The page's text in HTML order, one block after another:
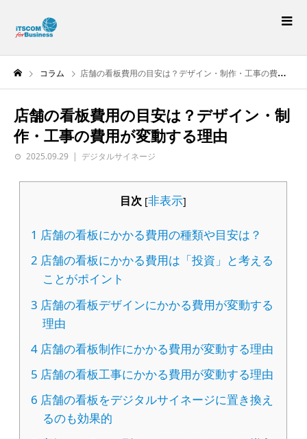
コラム 店舗の看板費用の目安は？デザイン・制作・工事の費用が変動する理由
店舗の看板費用の目安は？デザイン・制
作・工事の費用が変動する理由
2025.09.29 デジタルサイネージ
目次 [非表示]
1 店舗の看板にかかる費用の種類や目安は？
2 店舗の看板にかかる費用は「投資」と考える
ことがポイント
3 店舗の看板デザインにかかる費用が変動する
理由
4 店舗の看板制作にかかる費用が変動する理由
5 店舗の看板工事にかかる費用が変動する理由
6 店舗の看板をデジタルサイネージに置き換え
るのも効果的